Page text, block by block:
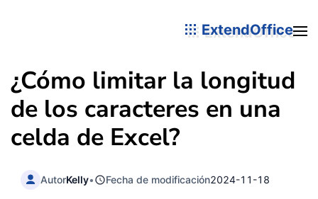
ExtendOffice
¿Cómo limitar la longitud
de los caracteres en una
celda de Excel?
AutorKelly• Fecha de modificación2024-11-18